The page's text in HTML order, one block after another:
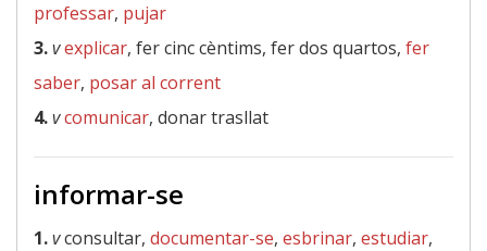
professar, pujar
3.vexplicar, fer cinc cèntims, fer dos quartos, fer
saber, posar al corrent
4.vcomunicar, donar trasllat
informar-se
1.vconsultar, documentar-se, esbrinar, estudiar,